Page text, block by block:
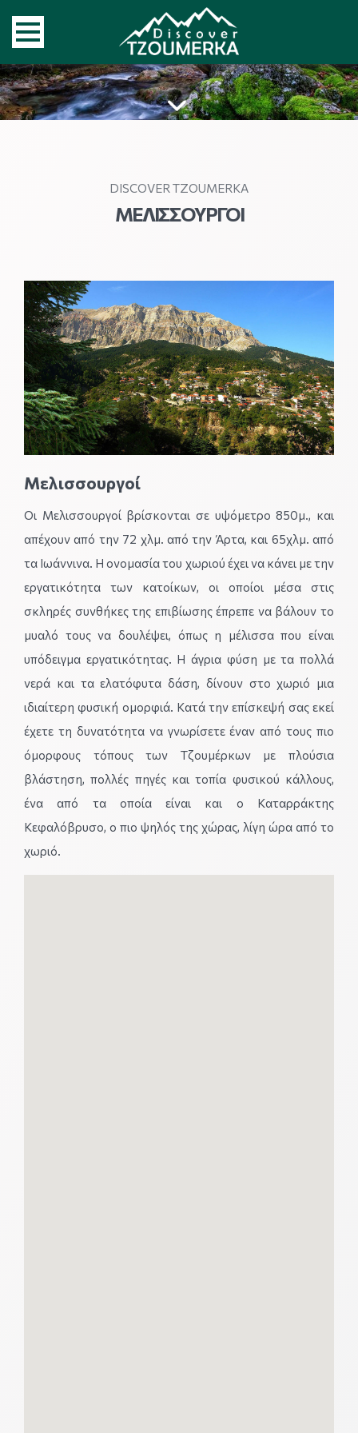
DISCOVER TZOUMERKA
ΜΕΛΙΣΣΟΥΡΓΟΊ
Μελισσουργοί
Οι Μελισσουργοί βρίσκονται σε υψόμετρο 850μ., και
απέχουν από την 72 χλμ. από την Άρτα, και 65χλμ. από
τα Ιωάννινα. Η ονομασία του χωριού έχει να κάνει με την
εργατικότητα των κατοίκων, οι οποίοι μέσα στις
σκληρές συνθήκες της επιβίωσης έπρεπε να βάλουν το
μυαλό τους να δουλέψει, όπως η μέλισσα που είναι
υπόδειγμα εργατικότητας. Η άγρια φύση με τα πολλά
νερά και τα ελατόφυτα δάση, δίνουν στο χωριό μια
ιδιαίτερη φυσική ομορφιά. Κατά την επίσκεψή σας εκεί
έχετε τη δυνατότητα να γνωρίσετε έναν από τους πιο
όμορφους τόπους των Τζουμέρκων με πλούσια
βλάστηση, πολλές πηγές και τοπία φυσικού κάλλους,
ένα από τα οποία είναι και ο Καταρράκτης
Κεφαλόβρυσο, ο πιο ψηλός της χώρας, λίγη ώρα από το
χωριό.